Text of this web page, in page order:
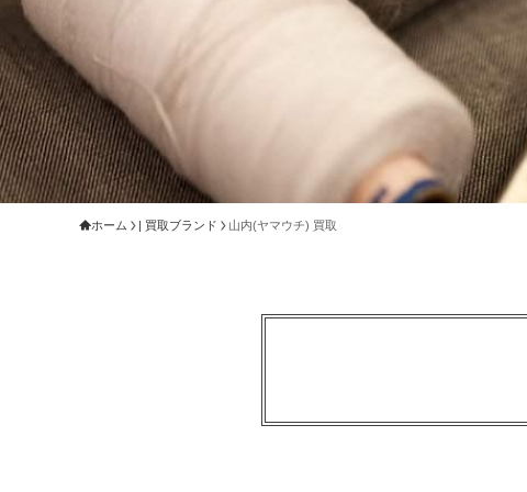
ホーム | 買取ブランド 山内(ヤマウチ) 買取